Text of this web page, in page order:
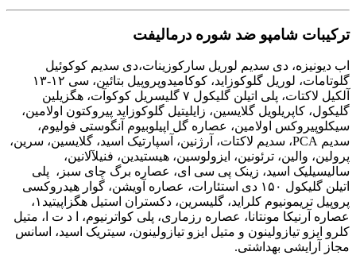
ترکیبات شامپو ضد شوره درمالیفت
اب دیونیزه، دی سدیم لوریل سارکوزینات،دی سدیم کوکوئیل
گلوتامات، لوریل گلوکوزاید، کوکامیدوپروپیل بتائین، سی ۱۲-۱۳
آلکیل لاکتات، پلی اتیلن گلیکول ۷ گلیسریل کوکوآت، هگزیلین
گلیکول، کاپریلویل گلایسین، زایلیتیل گلوکوزاید پیروکتون اولامین،
سیکلوپیروکس اولامین، عصاره گل اپیلوبیوم آنگوستی فولیوم،
سدیم PCA، سدیم لاکتات، آرژنین، آسپارتیک اسید، گلایسین، سرین،
پرولین، والین، ترئونین، ایزولوسین، هیستیدین، فنیلآلانین،
سالیسیلیک اسید، زینک پی سی ای، عصاره برگ چای سبز، پلی
اتیلن گلیکول ۱۵۰ دی استئارات، عصاره آویشن، گوار هیدروکسی
پروپیل تریمونیوم کلراید، گلیسرین، دکستران استیل هگزاپیتید۱،
عصاره آرنیکا مونتانا، عصاره رزماری، پلی کواترنیوم، ا د ت ا، متیل
کلرو ایزو تیازولینون و متیل ایزو تیازولینون، سیتریک اسید، اسانس
مجاز آرایشی بهداشتی.